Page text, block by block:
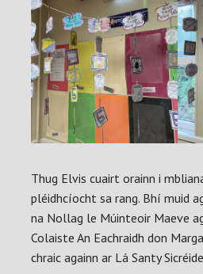
Thug Elvis cuairt orainn i
pléidhcíocht sa rang. Bhí muid
na Nollag le Múinteoir Maeve
Colaiste An Eachraidh don
chraic againn ar Lá Santy